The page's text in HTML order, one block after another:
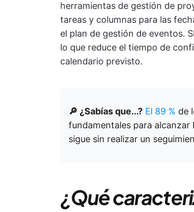
herramientas de gestión de
tareas y columnas para las
el plan de gestión de eventos.
lo que reduce el tiempo de
calendario previsto.
🔎 ¿Sabías que...? El 89 % de
fundamentales para alcanzar
sigue sin realizar un
¿Qué